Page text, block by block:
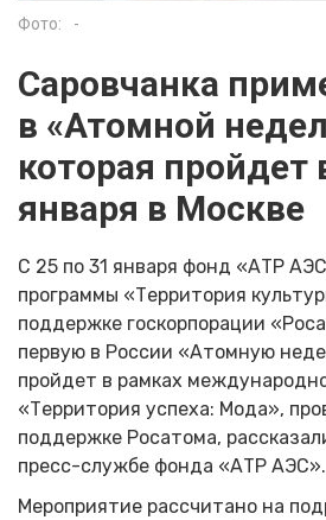
Фото: -
Саровчанка
в «Атомной
которая пройдет
января в Москве
С 25 по 31 января фонд «АТР
программы «Территория
поддержке госкорпорации
первую в России «Атомную
пройдет в рамках
«Территория успеха: Мода»,
поддержке Росатома,
пресс-службе фонда «АТР АЭС».
Мероприятие рассчитано на